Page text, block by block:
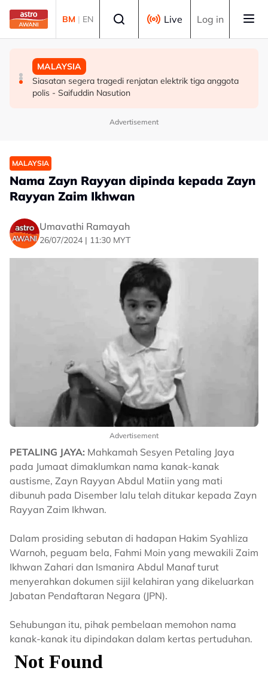
Skip to main content
BM | EN Live Log in
MALAYSIA
Pelajar kolej didakwa bunuh bayi perempuan baru lahir
DUNIA
Konvoi Darat Palestin tiba di Gaziantep dalam
perjalanan ke wilayah Palestin
MALAYSIA
Siasatan segera tragedi renjatan elektrik tiga anggota
polis - Saifuddin Nasution
Advertisement
MALAYSIA
Nama Zayn Rayyan dipinda kepada Zayn
Rayyan Zaim Ikhwan
Umavathi Ramayah
26/07/2024 | 11:30 MYT
Advertisement
PETALING JAYA: Mahkamah Sesyen Petaling Jaya
pada Jumaat dimaklumkan nama kanak-kanak
austisme, Zayn Rayyan Abdul Matiin yang mati
dibunuh pada Disember lalu telah ditukar kepada Zayn
Rayyan Zaim Ikhwan.
Dalam prosiding sebutan di hadapan Hakim Syahliza
Warnoh, peguam bela, Fahmi Moin yang mewakili Zaim
Ikhwan Zahari dan Ismanira Abdul Manaf turut
menyerahkan dokumen sijil kelahiran yang dikeluarkan
Jabatan Pendaftaran Negara (JPN).
Sehubungan itu, pihak pembelaan memohon nama
kanak-kanak itu dipindakan dalam kertas pertuduhan.